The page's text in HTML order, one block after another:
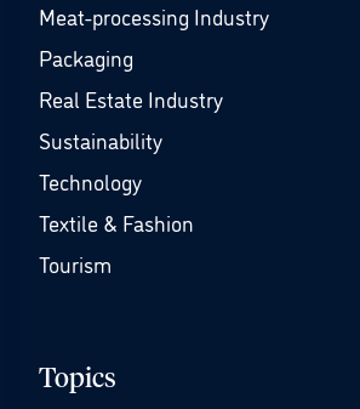
Meat-processing Industry
Packaging
Real Estate Industry
Sustainability
Technology
Textile & Fashion
Tourism
Topics